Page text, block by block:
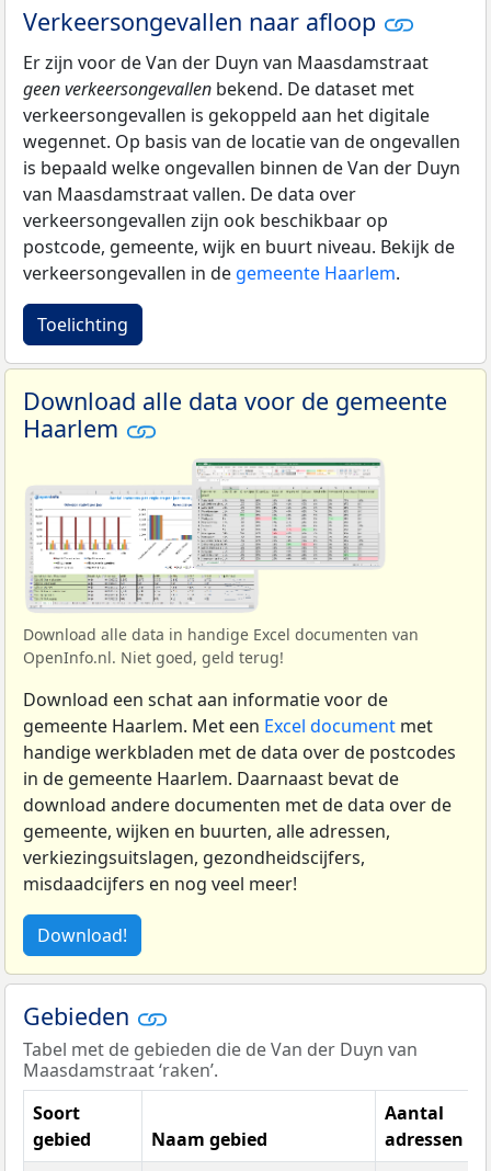
Verkeersongevallen naar afloop
Er zijn voor de Van der Duyn van Maasdamstraat
geen verkeersongevallen bekend. De dataset met
verkeersongevallen is gekoppeld aan het digitale
wegennet. Op basis van de locatie van de ongevallen
is bepaald welke ongevallen binnen de Van der Duyn
van Maasdamstraat vallen. De data over
verkeersongevallen zijn ook beschikbaar op
postcode, gemeente, wijk en buurt niveau. Bekijk de
verkeersongevallen in de gemeente Haarlem.
Toelichting
Download alle data voor de gemeente
Haarlem
Download alle data in handige Excel documenten van
OpenInfo.nl. Niet goed, geld terug!
Download een schat aan informatie voor de
gemeente Haarlem. Met een Excel document met
handige werkbladen met de data over de postcodes
in de gemeente Haarlem. Daarnaast bevat de
download andere documenten met de data over de
gemeente, wijken en buurten, alle adressen,
verkiezingsuitslagen, gezondheidscijfers,
misdaadcijfers en nog veel meer!
Download!
Gebieden
Tabel met de gebieden die de Van der Duyn van
Maasdamstraat ‘raken’.
Soort
gebied
Naam gebied
Aantal
adressen